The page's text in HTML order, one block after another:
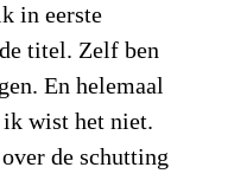
in eerste
titel. Zelf ben
En helemaal
ik wist het niet.
de schutting